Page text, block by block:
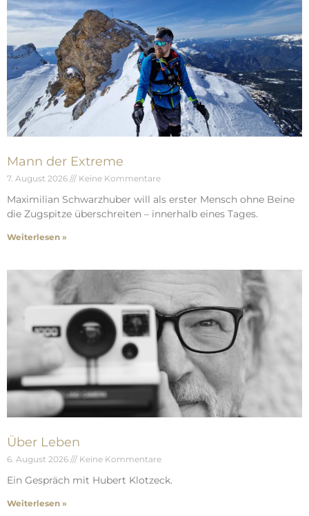
Mann der Extreme
7. August 2026 Keine Kommentare
Maximilian Schwarzhuber will als erster Mensch ohne Beine
die Zugspitze überschreiten – innerhalb eines Tages.
Weiterlesen »
Über Leben
6. August 2026 Keine Kommentare
Ein Gespräch mit Hubert Klotzeck.
Weiterlesen »